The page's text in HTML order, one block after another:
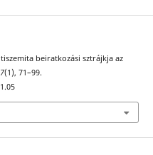
beiratkozási sztrájkja az
7(1), 71–99.